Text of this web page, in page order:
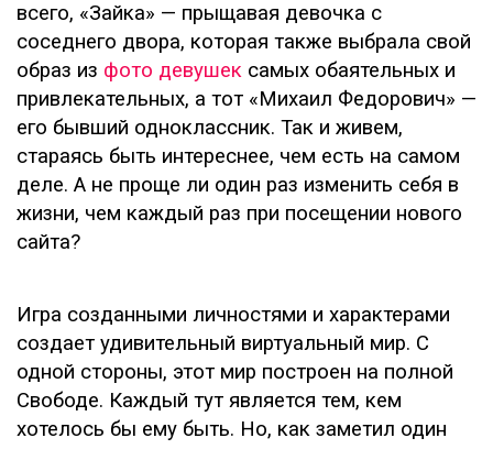
всего, «Зайка» — прыщавая девочка с
соседнего двора, которая также выбрала свой
образ из фото девушек самых обаятельных и
привлекательных, а тот «Михаил Федорович» —
его бывший одноклассник. Так и живем,
стараясь быть интереснее, чем есть на самом
деле. А не проще ли один раз изменить себя в
жизни, чем каждый раз при посещении нового
сайта?
Игра созданными личностями и характерами
создает удивительный виртуальный мир. С
одной стороны, этот мир построен на полной
Свободе. Каждый тут является тем, кем
хотелось бы ему быть. Но, как заметил один